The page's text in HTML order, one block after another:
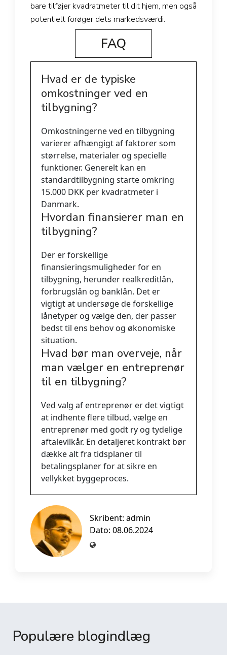
bare tilføjer kvadratmeter til dit hjem, men også
potentielt forøger dets markedsværdi.
FAQ
Hvad er de typiske
omkostninger ved en
tilbygning?
Omkostningerne ved en tilbygning
varierer afhængigt af faktorer som
størrelse, materialer og specielle
funktioner. Generelt kan en
standardtilbygning starte omkring
15.000 DKK per kvadratmeter i
Danmark.
Hvordan finansierer man en
tilbygning?
Der er forskellige
finansieringsmuligheder for en
tilbygning, herunder realkreditlån,
forbrugslån og banklån. Det er
vigtigt at undersøge de forskellige
lånetyper og vælge den, der passer
bedst til ens behov og økonomiske
situation.
Hvad bør man overveje, når
man vælger en entreprenør
til en tilbygning?
Ved valg af entreprenør er det vigtigt
at indhente flere tilbud, vælge en
entreprenør med godt ry og tydelige
aftalevilkår. En detaljeret kontrakt bør
dække alt fra tidsplaner til
betalingsplaner for at sikre en
vellykket byggeproces.
Skribent: admin
Dato: 08.06.2024
Populære blogindlæg